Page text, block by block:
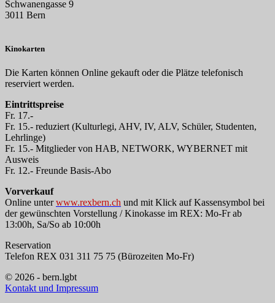
Schwanengasse 9
3011 Bern
Kinokarten
Die Karten können Online gekauft oder die Plätze telefonisch
reserviert werden.
Eintrittspreise
Fr. 17.-
Fr. 15.- reduziert (Kulturlegi, AHV, IV, ALV, Schüler, Studenten,
Lehrlinge)
Fr. 15.- Mitglieder von HAB, NETWORK, WYBERNET mit
Ausweis
Fr. 12.- Freunde Basis-Abo
Vorverkauf
Online unterwww.rexbern.ch und mit Klick auf Kassensymbol bei
der gewünschten Vorstellung / Kinokasse im REX: Mo-Fr ab
13:00h, Sa/So ab 10:00h
Reservation
Telefon REX 031 311 75 75 (Bürozeiten Mo-Fr)
© 2026 - bern.lgbt
Kontakt und Impressum